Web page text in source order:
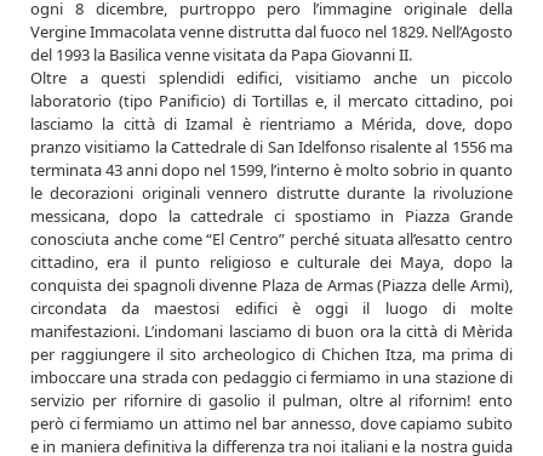
ogni 8 dicembre, purtroppo pero l’immagine originale della
Vergine Immacolata venne distrutta dal fuoco nel 1829. Nell’Agosto
del 1993 la Basilica venne visitata da Papa Giovanni II.
Oltre a questi splendidi edifici, visitiamo anche un piccolo
laboratorio (tipo Panificio) di Tortillas e, il mercato cittadino, poi
lasciamo la città di Izamal è rientriamo a Mérida, dove, dopo
pranzo visitiamo la Cattedrale di San Idelfonso risalente al 1556 ma
terminata 43 anni dopo nel 1599, l’interno è molto sobrio in quanto
le decorazioni originali vennero distrutte durante la rivoluzione
messicana, dopo la cattedrale ci spostiamo in Piazza Grande
conosciuta anche come “El Centro” perché situata all’esatto centro
cittadino, era il punto religioso e culturale dei Maya, dopo la
conquista dei spagnoli divenne Plaza de Armas (Piazza delle Armi),
circondata da maestosi edifici è oggi il luogo di molte
manifestazioni. L’indomani lasciamo di buon ora la città di Mèrida
per raggiungere il sito archeologico di Chichen Itza, ma prima di
imboccare una strada con pedaggio ci fermiamo in una stazione di
servizio per rifornire di gasolio il pulman, oltre al rifornim! ento
però ci fermiamo un attimo nel bar annesso, dove capiamo subito
e in maniera definitiva la differenza tra noi italiani e la nostra guida